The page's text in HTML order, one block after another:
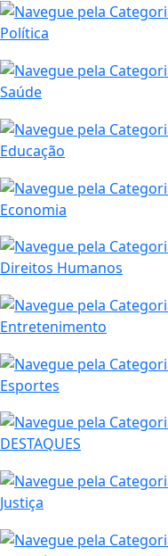
Política
Saúde
Educação
Economia
Direitos Humanos
Entretenimento
Esportes
DESTAQUES
Justiça